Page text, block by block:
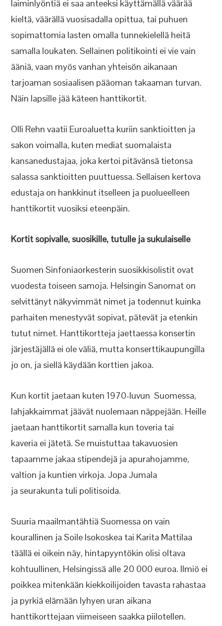
laiminlyöntiä ei saa anteeksi käyttämällä väärää
kieltä, väärällä vuosisadalla opittua, tai puhuen
sopimattomia lasten omalla tunnekielellä heitä
samalla loukaten. Sellainen politikointi ei vie vain
ääniä, vaan myös vanhan yhteisön aikanaan
tarjoaman sosiaalisen pääoman takaaman turvan.
Näin lapsille jää käteen hanttikortit.
Olli Rehn vaatii Euroaluetta kuriin sanktioitten ja
sakon voimalla, kuten mediat suomalaista
kansanedustajaa, joka kertoi pitävänsä tietonsa
salassa sanktioitten puuttuessa. Sellaisen kertova
edustaja on hankkinut itselleen ja puolueelleen
hanttikortit vuosiksi eteenpäin.
Kortit sopivalle, suosikille, tutulle ja sukulaiselle
Suomen Sinfoniaorkesterin suosikkisolistit ovat
vuodesta toiseen samoja. Helsingin Sanomat on
selvittänyt näkyvimmät nimet ja todennut kuinka
parhaiten menestyvät sopivat, pätevät ja etenkin
tutut nimet. Hanttikortteja jaettaessa konsertin
järjestäjällä ei ole väliä, mutta konserttikaupungilla
jo on, ja siellä käydään korttien jakoa.
Kun kortit jaetaan kuten 1970-luvun Suomessa,
lahjakkaimmat jäävät nuolemaan näppejään. Heille
jaetaan hanttikortit samalla kun toveria tai
kaveria ei jätetä. Se muistuttaa takavuosien
tapaamme jakaa stipendejä ja apurahojamme,
valtion ja kuntien virkoja. Jopa Jumala
ja seurakunta tuli politisoida.
Suuria maailmantähtiä Suomessa on vain
kourallinen ja Soile Isokoskea tai Karita Mattilaa
täällä ei oikein näy, hintapyyntökin olisi oltava
kohtuullinen, Helsingissä alle 20 000 euroa. Ilmiö ei
poikkea mitenkään kiekkoilijoiden tavasta rahastaa
ja pyrkiä elämään lyhyen uran aikana
hanttikorttejaan viimeiseen saakka piilotellen.